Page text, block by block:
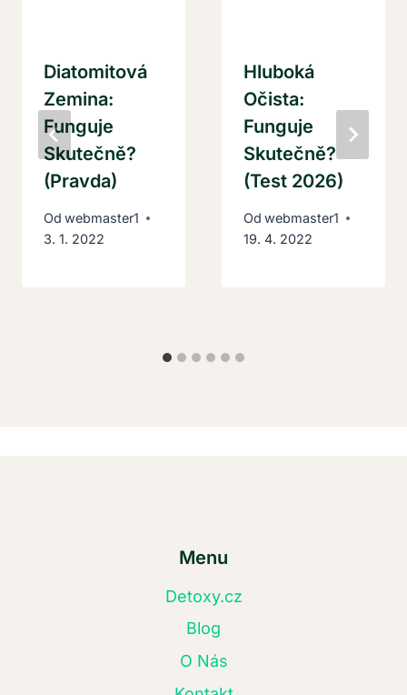
Diatomitová
Zemina:
Funguje
Skutečně?
(Pravda)
Od webmaster1
3. 1. 2022
Hluboká
Očista:
Funguje
Skutečně?
(Test 2026)
Od webmaster1
19. 4. 2022
Menu
Detoxy.cz
Blog
O Nás